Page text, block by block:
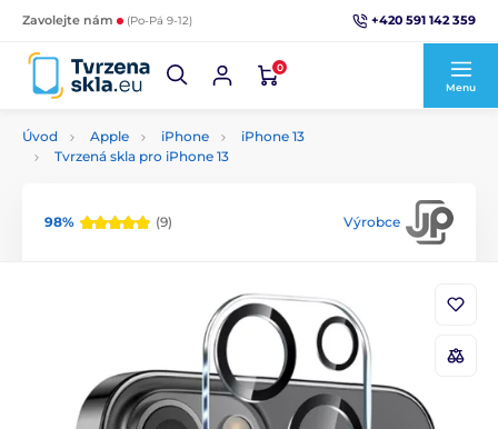
Zavolejte nám (Po-Pá 9-12) +420 591 142 359
0
Menu
Úvod Apple iPhone
iPhone 13
Tvrzená skla pro iPhone 13
98% (9) Výrobce